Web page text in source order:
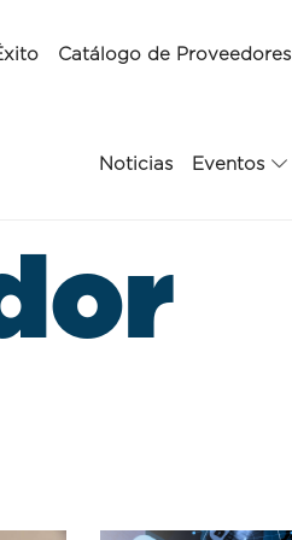
Catálogo de Proveedores
Noticias Eventos